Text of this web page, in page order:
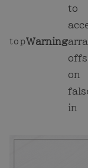
topWarning
to
on
in